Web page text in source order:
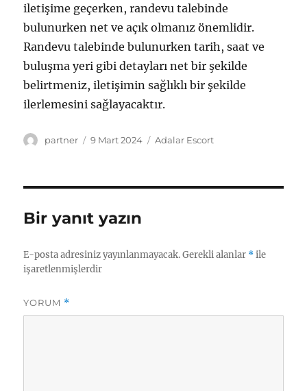
iletişime geçerken, randevu talebinde
bulunurken net ve açık olmanız önemlidir.
Randevu talebinde bulunurken tarih, saat ve
buluşma yeri gibi detayları net bir şekilde
belirtmeniz, iletişimin sağlıklı bir şekilde
ilerlemesini sağlayacaktır.
Yazar
partner
Yayın
9 Mart 2024 Kategoriler
Adalar Escort
Bir yanıt yazın
E-posta adresiniz yayınlanmayacak. Gerekli alanlar *ile
işaretlenmişlerdir
YORUM *